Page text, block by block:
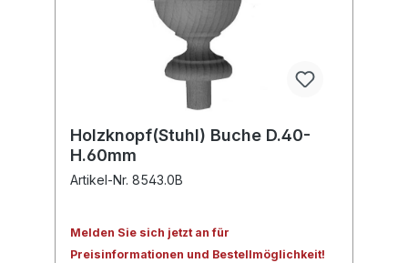
Holzknopf(Stuhl) Buche D.40-
H.60mm
Artikel-Nr. 8543.0B
Melden Sie sich jetzt an für
Preisinformationen und Bestellmöglichkeit!